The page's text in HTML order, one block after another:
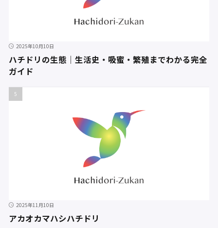
2025年10月10日
ハチドリの生態｜生活史・吸蜜・繁殖までわかる完全
ガイド
2025年11月10日
アカオカマハシハチドリ